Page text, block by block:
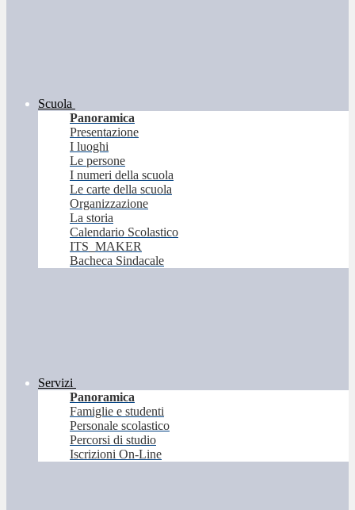
Scuola
Panoramica
Presentazione
I luoghi
Le persone
I numeri della scuola
Le carte della scuola
Organizzazione
La storia
Calendario Scolastico
ITS_MAKER
Bacheca Sindacale
Servizi
Panoramica
Famiglie e studenti
Personale scolastico
Percorsi di studio
Iscrizioni On-Line